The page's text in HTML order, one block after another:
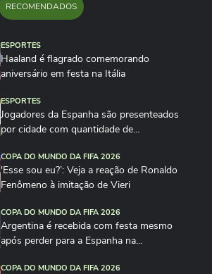
RECOMENDADOS
ESPORTES
Haaland é flagrado comemorando
aniversário em festa na Itália
ESPORTES
Jogadores da Espanha são presenteados
por cidade com quantidade de...
COPA DO MUNDO DA FIFA 2026
'Esse sou eu?’: Veja a reação de Ronaldo
Fenômeno à imitação de Vieri
COPA DO MUNDO DA FIFA 2026
Argentina é recebida com festa mesmo
após perder para a Espanha na...
COPA DO MUNDO DA FIFA 2026